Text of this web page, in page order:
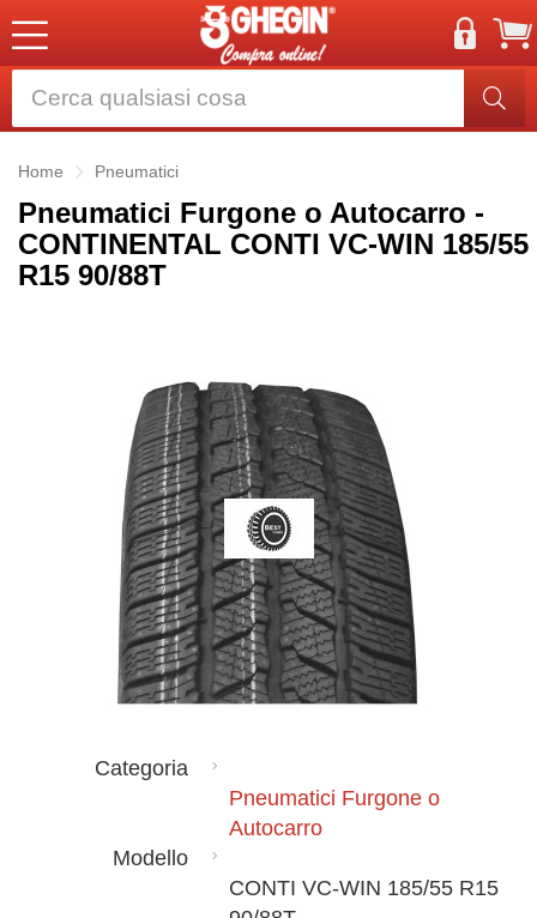
Home Pneumatici
Pneumatici Furgone o Autocarro -
CONTINENTAL CONTI VC-WIN 185/55
R15 90/88T
Categoria
Pneumatici Furgone o
Autocarro
Modello
CONTI VC-WIN 185/55 R15